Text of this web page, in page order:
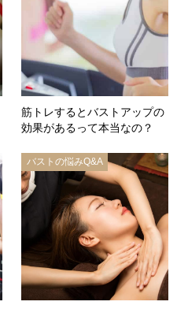
筋トレするとバストアップの
効果があるって本当なの？
バストの悩みQ&A